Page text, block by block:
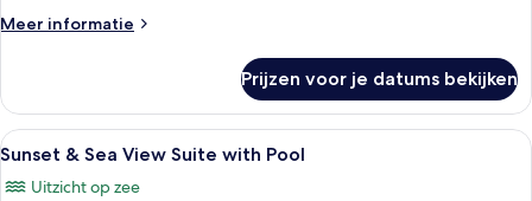
with
laden
Meer informatie
Meer
&
Sea
View
with
Prijzen voor je datums bekijken
Alle
foto's
voor
Een zwembad met uitzicht op zee en
22
Sunset & Sea View Suite with Pool
Uitzicht op zee